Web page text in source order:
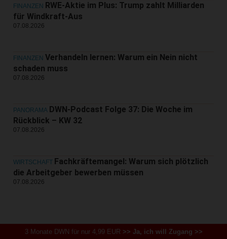
FINANZEN RWE-Aktie im Plus: Trump zahlt Milliarden
für Windkraft-Aus
07.08.2026
FINANZEN Verhandeln lernen: Warum ein Nein nicht
schaden muss
07.08.2026
PANORAMA DWN-Podcast Folge 37: Die Woche im
Rückblick – KW 32
07.08.2026
WIRTSCHAFT Fachkräftemangel: Warum sich plötzlich
die Arbeitgeber bewerben müssen
07.08.2026
3 Monate DWN für nur 4,99 EUR >> Ja, ich will Zugang >>